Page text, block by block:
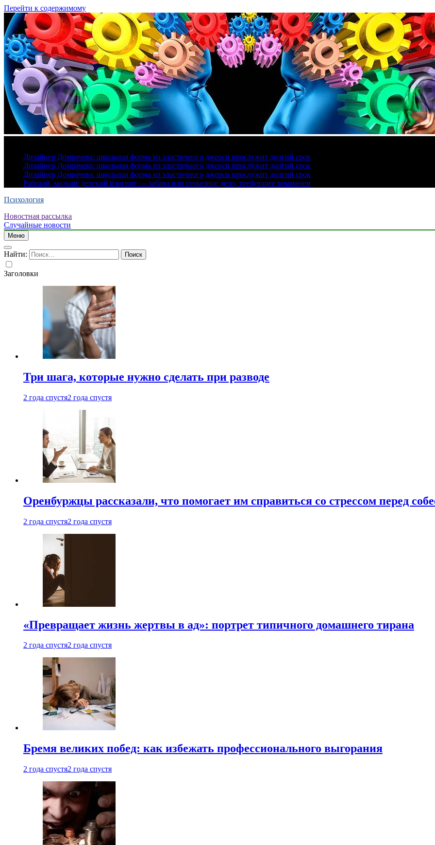
Перейти к содержимому
Дизайнер Домрачева: школьная форма из эластичного джерси прослужит долгий срок
Дизайнер Домрачева: школьная форма из эластичного джерси прослужит долгий срок
Дизайнер Домрачева: школьная форма из эластичного джерси прослужит долгий срок
Работай, малыш: детский блогинг — забава или серьезное дело, требующее внимания
Психология
Новостная рассылка
Случайные новости
Меню
Найти:
Заголовки
Три шага, которые нужно сделать при разводе
2 года спустя2 года спустя
Оренбуржцы рассказали, что помогает им справиться со стрессом перед
2 года спустя2 года спустя
«Превращает жизнь жертвы в ад»: портрет типичного домашнего тирана
2 года спустя2 года спустя
Бремя великих побед: как избежать профессионального выгорания
2 года спустя2 года спустя